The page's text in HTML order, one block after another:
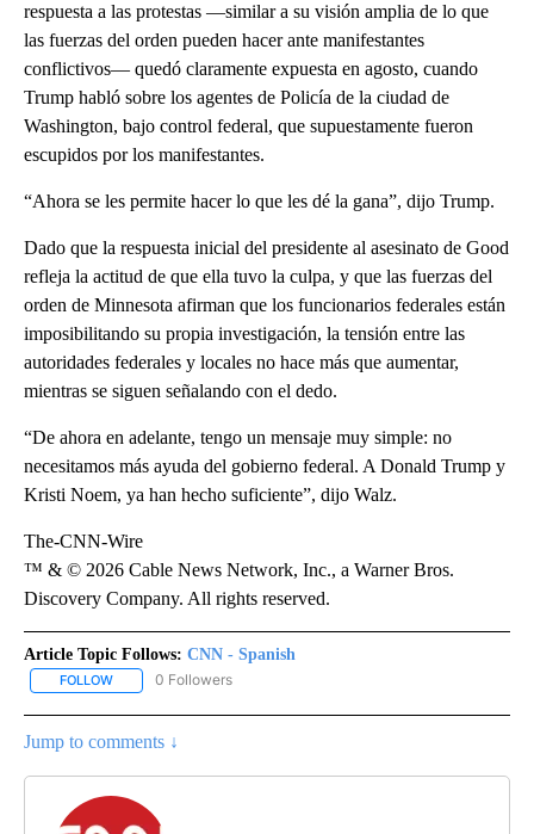
respuesta a las protestas —similar a su visión amplia de lo que
las fuerzas del orden pueden hacer ante manifestantes
conflictivos— quedó claramente expuesta en agosto, cuando
Trump habló sobre los agentes de Policía de la ciudad de
Washington, bajo control federal, que supuestamente fueron
escupidos por los manifestantes.
“Ahora se les permite hacer lo que les dé la gana”, dijo Trump.
Dado que la respuesta inicial del presidente al asesinato de Good
refleja la actitud de que ella tuvo la culpa, y que las fuerzas del
orden de Minnesota afirman que los funcionarios federales están
imposibilitando su propia investigación, la tensión entre las
autoridades federales y locales no hace más que aumentar,
mientras se siguen señalando con el dedo.
“De ahora en adelante, tengo un mensaje muy simple: no
necesitamos más ayuda del gobierno federal. A Donald Trump y
Kristi Noem, ya han hecho suficiente”, dijo Walz.
The-CNN-Wire
™ & © 2026 Cable News Network, Inc., a Warner Bros.
Discovery Company. All rights reserved.
Article Topic Follows: CNN - Spanish
FOLLOW FOLLOW "CNN - SPANISH" TO RECEIVE NOTIFICATIONS ABOUT
0 Followers
Jump to comments ↓